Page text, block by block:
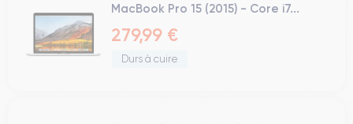
MacBook Pro 15 (2015) - Core i7...
279,99 €
Durs à cuire